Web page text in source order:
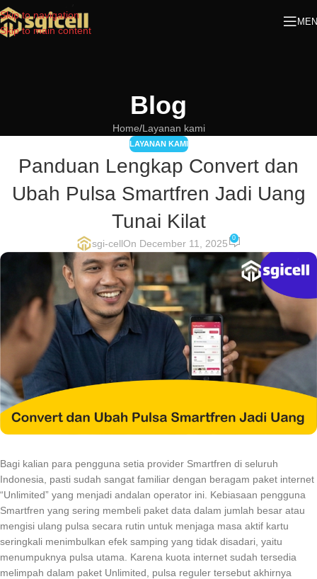
Skip to navigation
Skip to main content
Blog
Home Layanan kami
LAYANAN KAMI
Panduan Lengkap Convert dan
Ubah Pulsa Smartfren Jadi Uang
Tunai Kilat
sgi-cellOn December 11, 2025 0
Bagi kalian para pengguna setia provider Smartfren di seluruh
Indonesia, pasti sudah sangat familiar dengan beragam paket internet
“Unlimited” yang menjadi andalan operator ini. Kebiasaan pengguna
Smartfren yang sering membeli paket data dalam jumlah besar atau
mengisi ulang pulsa secara rutin untuk menjaga masa aktif kartu
seringkali menimbulkan efek samping yang tidak disadari, yaitu
menumpuknya pulsa utama. Karena kuota internet sudah tersedia
melimpah dalam paket Unlimited, pulsa reguler tersebut akhirnya